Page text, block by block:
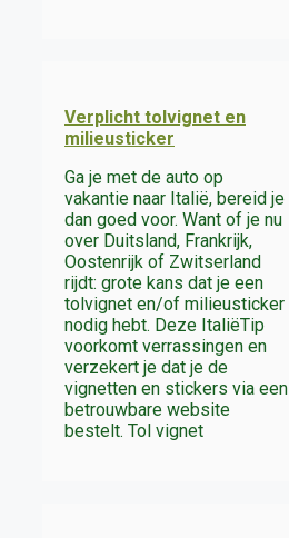
Verplicht tolvignet en
milieusticker
Ga je met de auto op
vakantie naar Italië, bereid je
dan goed voor. Want of je nu
over Duitsland, Frankrijk,
Oostenrijk of Zwitserland
rijdt: grote kans dat je een
tolvignet en/of milieusticker
nodig hebt. Deze ItaliëTip
voorkomt verrassingen en
verzekert je dat je de
vignetten en stickers via een
betrouwbare website
bestelt. Tol vignet